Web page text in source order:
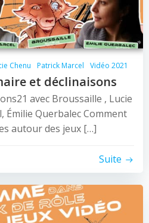
Chenu Patrick Marcel Vidéo 2021
et déclinaisons
avec Broussaille , Lucie
Émilie Querbalec Comment
autour des jeux […]
Suite